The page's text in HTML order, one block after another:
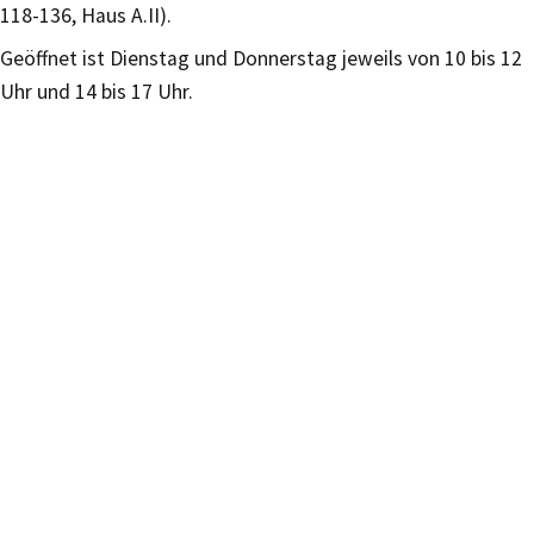
118-136, Haus A.II).
Geöffnet ist Dienstag und Donnerstag jeweils von 10 bis 12
Uhr und 14 bis 17 Uhr.